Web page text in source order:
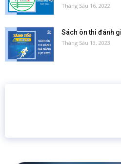
Tháng Sáu 16, 2022
Sách ôn thi đánh
Tháng Sáu 13, 2023